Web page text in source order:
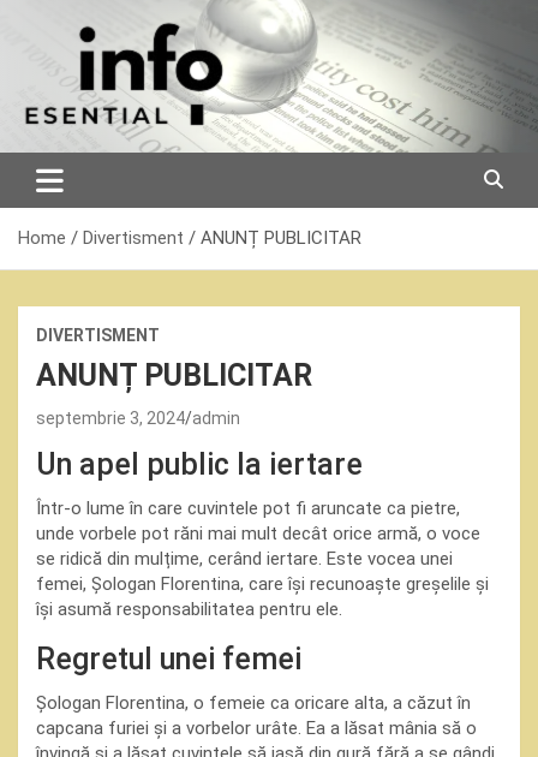
Home Divertisment ANUNȚ PUBLICITAR
DIVERTISMENT
ANUNȚ PUBLICITAR
septembrie 3, 2024 admin
Un apel public la iertare
Într-o lume în care cuvintele pot fi aruncate ca pietre,
unde vorbele pot răni mai mult decât orice armă, o voce
se ridică din mulțime, cerând iertare. Este vocea unei
femei, Șologan Florentina, care își recunoaște greșelile și
își asumă responsabilitatea pentru ele.
Regretul unei femei
Șologan Florentina, o femeie ca oricare alta, a căzut în
capcana furiei și a vorbelor urâte. Ea a lăsat mânia să o